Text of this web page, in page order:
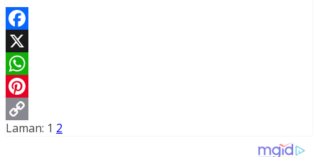
Facebook
X
WhatsApp
Pinterest
Copy
Laman: 1 2